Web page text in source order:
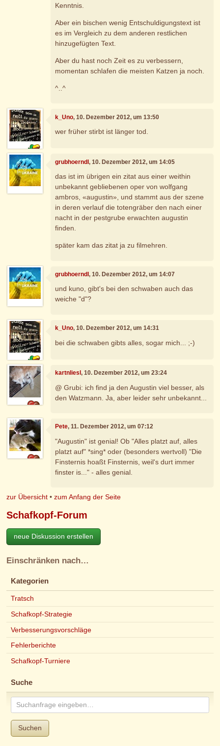
Kenntnis.
Aber ein bischen wenig Entschuldigungstext ist
es im Vergleich zu dem anderen restlichen
hinzugefügten Text.
Aber du hast noch Zeit es zu verbessern,
momentan schlafen die meisten Katzen ja noch.
^..^
k_Uno, 10. Dezember 2012, um 13:50
wer früher stirbt ist länger tod.
grubhoerndl, 10. Dezember 2012, um 14:05
das ist im übrigen ein zitat aus einer weithin
unbekannt gebliebenen oper von wolfgang
ambros, «augustin», und stammt aus der szene
in deren verlauf die totengräber den nach einer
nacht in der pestgrube erwachten augustin
finden.
später kam das zitat ja zu filmehren.
grubhoerndl, 10. Dezember 2012, um 14:07
und kuno, gibt's bei den schwaben auch das
weiche "d"?
k_Uno, 10. Dezember 2012, um 14:31
bei die schwaben gibts alles, sogar mich... ;-)
kartnliesl, 10. Dezember 2012, um 23:24
@ Grubi: ich find ja den Augustin viel besser, als
den Watzmann. Ja, aber leider sehr unbekannt...
Pete, 11. Dezember 2012, um 07:12
"Augustin" ist genial! Ob "Alles platzt auf, alles
platzt auf" *sing* oder (besonders wertvoll) "Die
Finsternis hoaßt Finsternis, weil's durt immer
finster is..." - alles genial.
zur Übersicht •zum Anfang der Seite
Schafkopf-Forum
neue Diskussion erstellen
Einschränken nach…
Kategorien
Tratsch
Schafkopf-Strategie
Verbesserungsvorschläge
Fehlerberichte
Schafkopf-Turniere
Suche
Suchen